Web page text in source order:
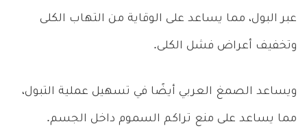
عبر البول، مما يساعد على الوقاية من التهاب الكلى
وتخفيف أعراض فشل الكلى.
ويساعد الصمغ العربي أيضًا في تسهيل عملية التبول،
مما يساعد على منع تراكم السموم داخل الجسم.